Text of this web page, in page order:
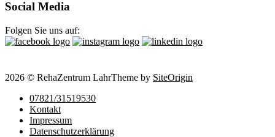
Social Media
Folgen Sie uns auf:
2026 © RehaZentrum LahrTheme by SiteOrigin
07821/31519530
Kontakt
Impressum
Datenschutzerklärung